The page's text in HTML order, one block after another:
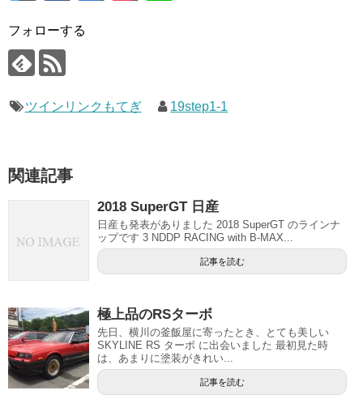
フォローする
ツインリンクもてぎ 19step1-1
関連記事
2018 SuperGT 日産
日産も発表がありました 2018 SuperGT のラインナ
ップです 3 NDDP RACING with B-MAX...
記事を読む
極上品のRSターボ
先日、横川の釜飯屋に寄ったとき、とても美しい
SKYLINE RS ターボ に出会いました 最初見た時
は、あまりに塗装がきれい...
記事を読む